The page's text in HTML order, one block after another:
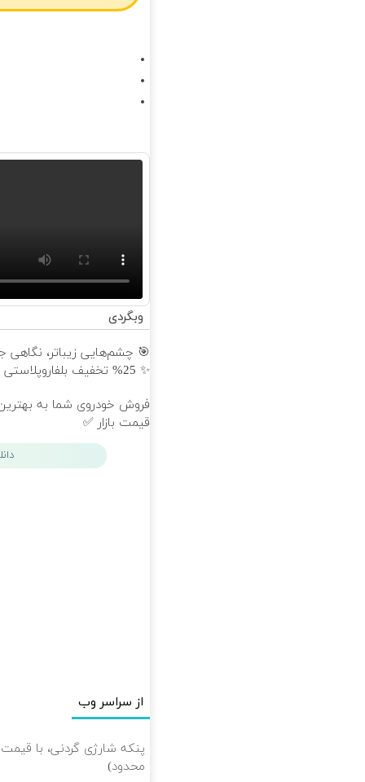
وبگردی
🎯 چشم‌هایی زیباتر، نگاهی
✨ 25% تخفیف بلفاروپلاستی
فروش خودروی شما به
قیمت بازار ✅
از سراسر وب
پنکه شارژی گردنی، با
محدود)